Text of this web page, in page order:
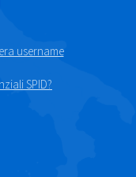
username
SPID?